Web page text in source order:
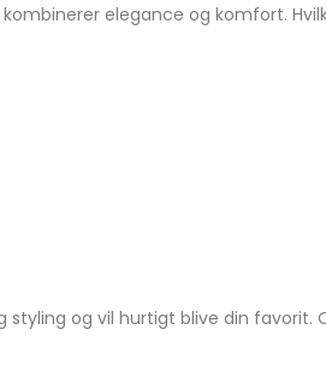
elegance og komfort.
og vil hurtigt blive din favorit.